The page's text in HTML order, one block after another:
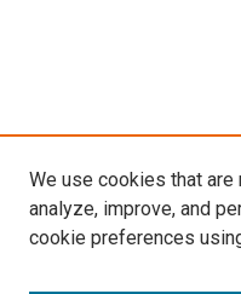
We use cookies that
analyze, improve, and
cookie preferences